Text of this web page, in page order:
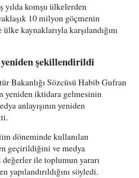
yılda komşu ülkelerden
10 milyon göçmenin
kaynaklarıyla karşılandığını
şekillendirildi
Bakanlığı Sözcüsü Habib Gufran
yeniden iktidara gelmesinin
anlayışının yeniden
döneminde kullanılan
geçirildiğini ve medya
ile toplumun yararı
yapılandırıldığını söyledi.